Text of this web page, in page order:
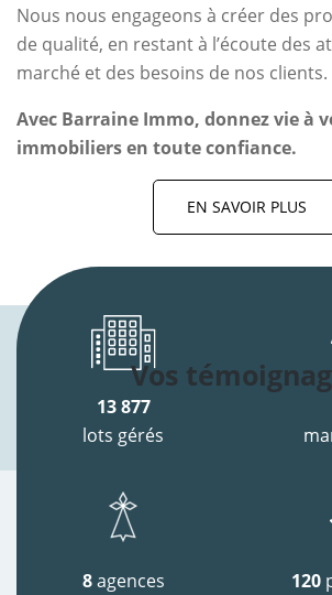
Nous nous engageons à créer des
de qualité, en restant à l’écoute des
marché et des besoins de nos clients.
Avec Barraine Immo, donnez vie à
immobiliers en toute confiance.
EN SAVOIR PLUS
Vos
13 877
lots gérés
8agences
120